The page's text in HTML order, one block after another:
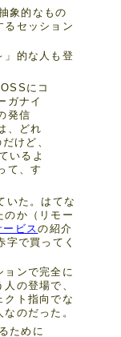
象的なもの
るセッション
」的な人も登
にコ
ガナイ
発信
、どれ
けど、
いるよ
て、す
いた。はてな
のか（リモー
ビスの紹介
字で買ってく
ョンで完全に
人の登場で、
クト指向でな
のだった。
ために